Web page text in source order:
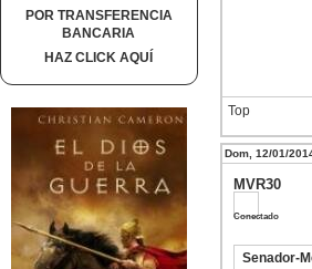
POR TRANSFERENCIA
BANCARIA
HAZ CLICK AQUÍ
Top
Dom, 12/01/
MVR30
Conectado
Senador-